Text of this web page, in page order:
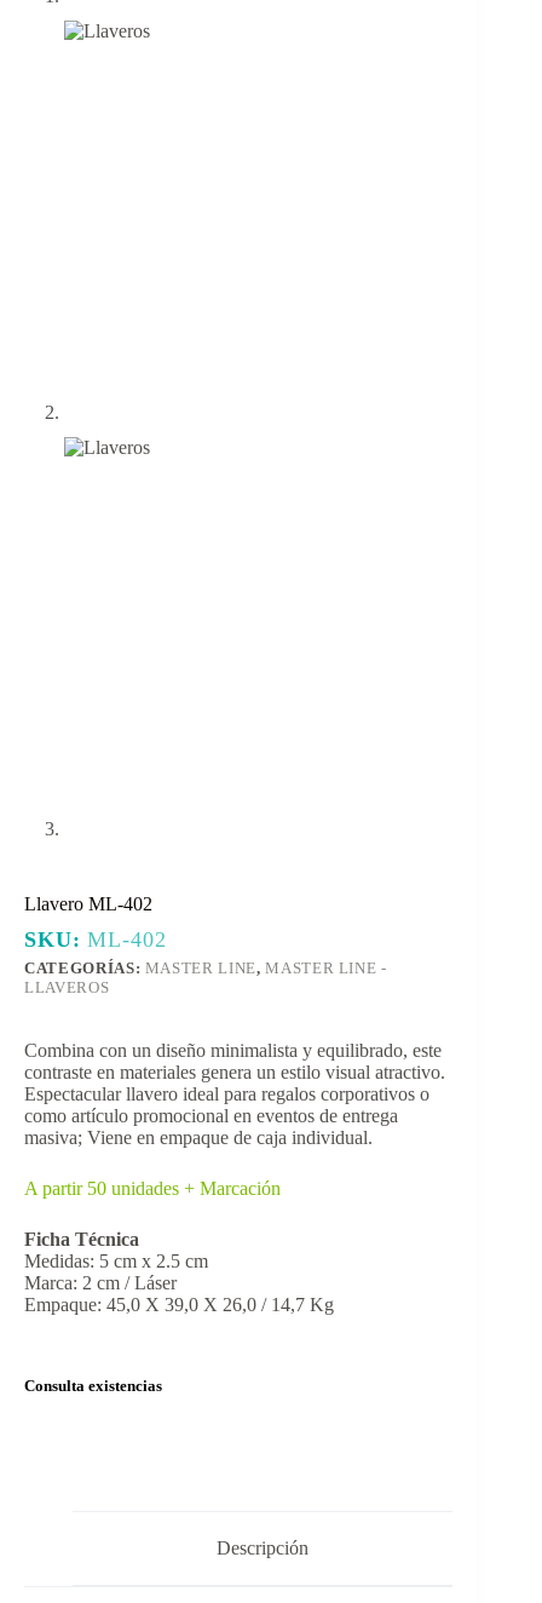
Llavero ML-402
SKU:ML-402
CATEGORÍAS: MASTER LINE,MASTER LINE -
LLAVEROS
Combina con un diseño minimalista y equilibrado, este
contraste en materiales genera un estilo visual atractivo.
Espectacular llavero ideal para regalos corporativos o
como artículo promocional en eventos de entrega
masiva; Viene en empaque de caja individual.
A partir 50 unidades + Marcación
Ficha Técnica
Medidas: 5 cm x 2.5 cm
Marca: 2 cm / Láser
Empaque: 45,0 X 39,0 X 26,0 / 14,7 Kg
Consulta existencias
Descripción